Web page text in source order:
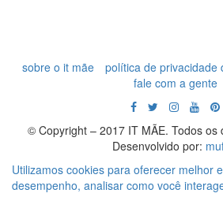
sobre o it mãe política de privacidade
fale com a gente
© Copyright – 2017 IT MÃE. Todos os
Desenvolvido por:
Utilizamos cookies para oferecer melhor
desempenho, analisar como você